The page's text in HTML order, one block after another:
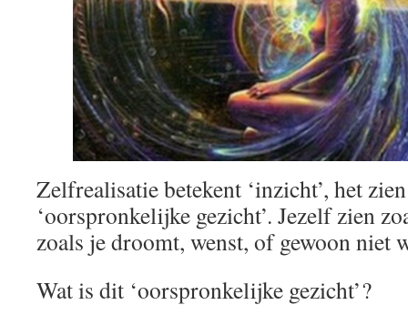
Zelfrealisatie betekent ‘inzicht’, het
‘oorspronkelijke gezicht’. Jezelf zien
zoals je droomt, wenst, of gewoon
Wat is dit ‘oorspronkelijke gezicht’?